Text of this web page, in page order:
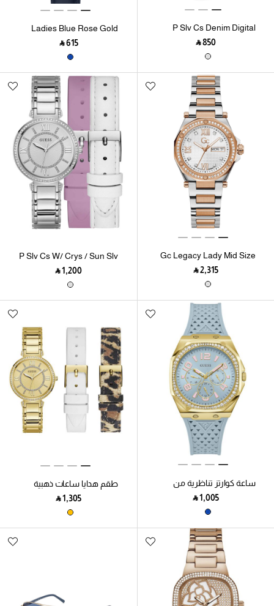
P Slv Cs Denim Digital
Print Dl P Slv Brct W Adjt
‎ ⃁ ⁦850⁩ ‎
Ladies Blue Rose Gold
Tone Analog Watch
‎ ⃁ ⁦615⁩ ‎
Gc Legacy Lady Mid Size
‎ ⃁ ⁦2,315⁩ ‎
P Slv Cs W/ Crys / Sun Slv
Dl / P Slv Brct W/ Pink
Silicone Strp W/ Wht Ltr
‎ ⃁ ⁦1,200⁩ ‎
ساعة كوارتز تناظرية من
السيليكون باللون الأزرق
‎ ⃁ ⁦1,005⁩ ‎
طقم هدايا ساعات ذهبية
‎ ⃁ ⁦1,305⁩ ‎